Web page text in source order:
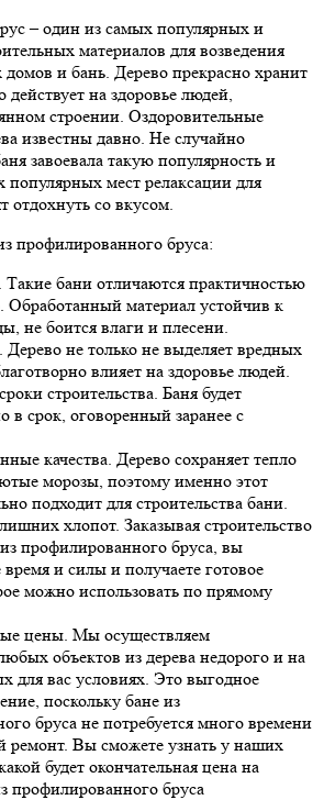
– один из самых популярных и
материалов для возведения
домов и бань. Дерево прекрасно хранит
на здоровье людей,
строении. Оздоровительные
известны давно. Не случайно
завоевала такую популярность и
популярных мест релаксации для
отдохнуть со вкусом.
профилированного бруса:
Такие бани отличаются практичностью
Обработанный материал устойчив к
не боится влаги и плесени.
Дерево не только не выделяет вредных
влияет на здоровье людей.
строительства. Баня будет
в срок, оговоренный заранее с
качества. Дерево сохраняет тепло
морозы, поэтому именно этот
подходит для строительства бани.
хлопот. Заказывая строительство
профилированного бруса, вы
время и силы и получаете готовое
можно использовать по прямому
цены. Мы осуществляем
объектов из дерева недорого и на
для вас условиях. Это выгодное
поскольку бане из
бруса не потребуется много времени
ремонт. Вы сможете узнать у наших
будет окончательная цена на
профилированного бруса